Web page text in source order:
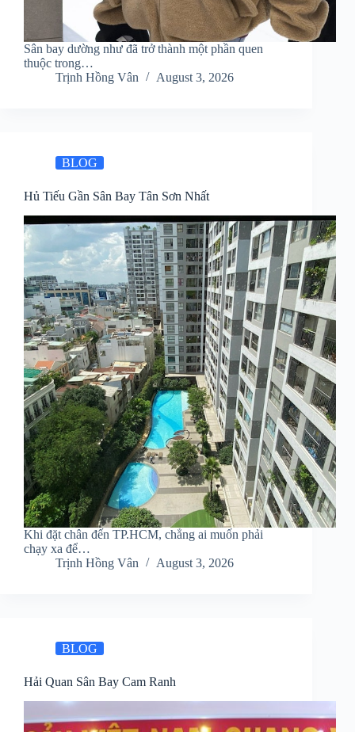
Sân bay dường như đã trở thành một phần quen
thuộc trong…
Trịnh Hồng Vân
August 3, 2026
BLOG
Hủ Tiếu Gần Sân Bay Tân Sơn Nhất
Khi đặt chân đến TP.HCM, chẳng ai muốn phải
chạy xa để…
Trịnh Hồng Vân
August 3, 2026
BLOG
Hải Quan Sân Bay Cam Ranh